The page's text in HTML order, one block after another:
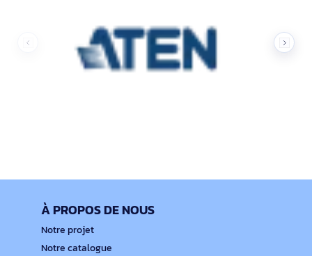
À PROPOS DE NOUS
Notre projet
Notre catalogue